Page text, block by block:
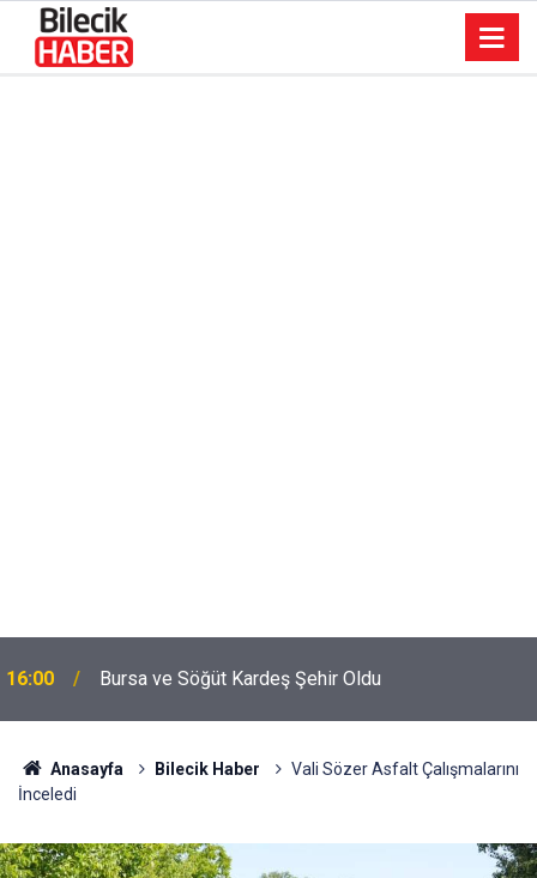
16:00 Bursa ve Söğüt Kardeş Şehir Oldu
Anasayfa Bilecik Haber
Vali Sözer Asfalt Çalışmalarını
İnceledi